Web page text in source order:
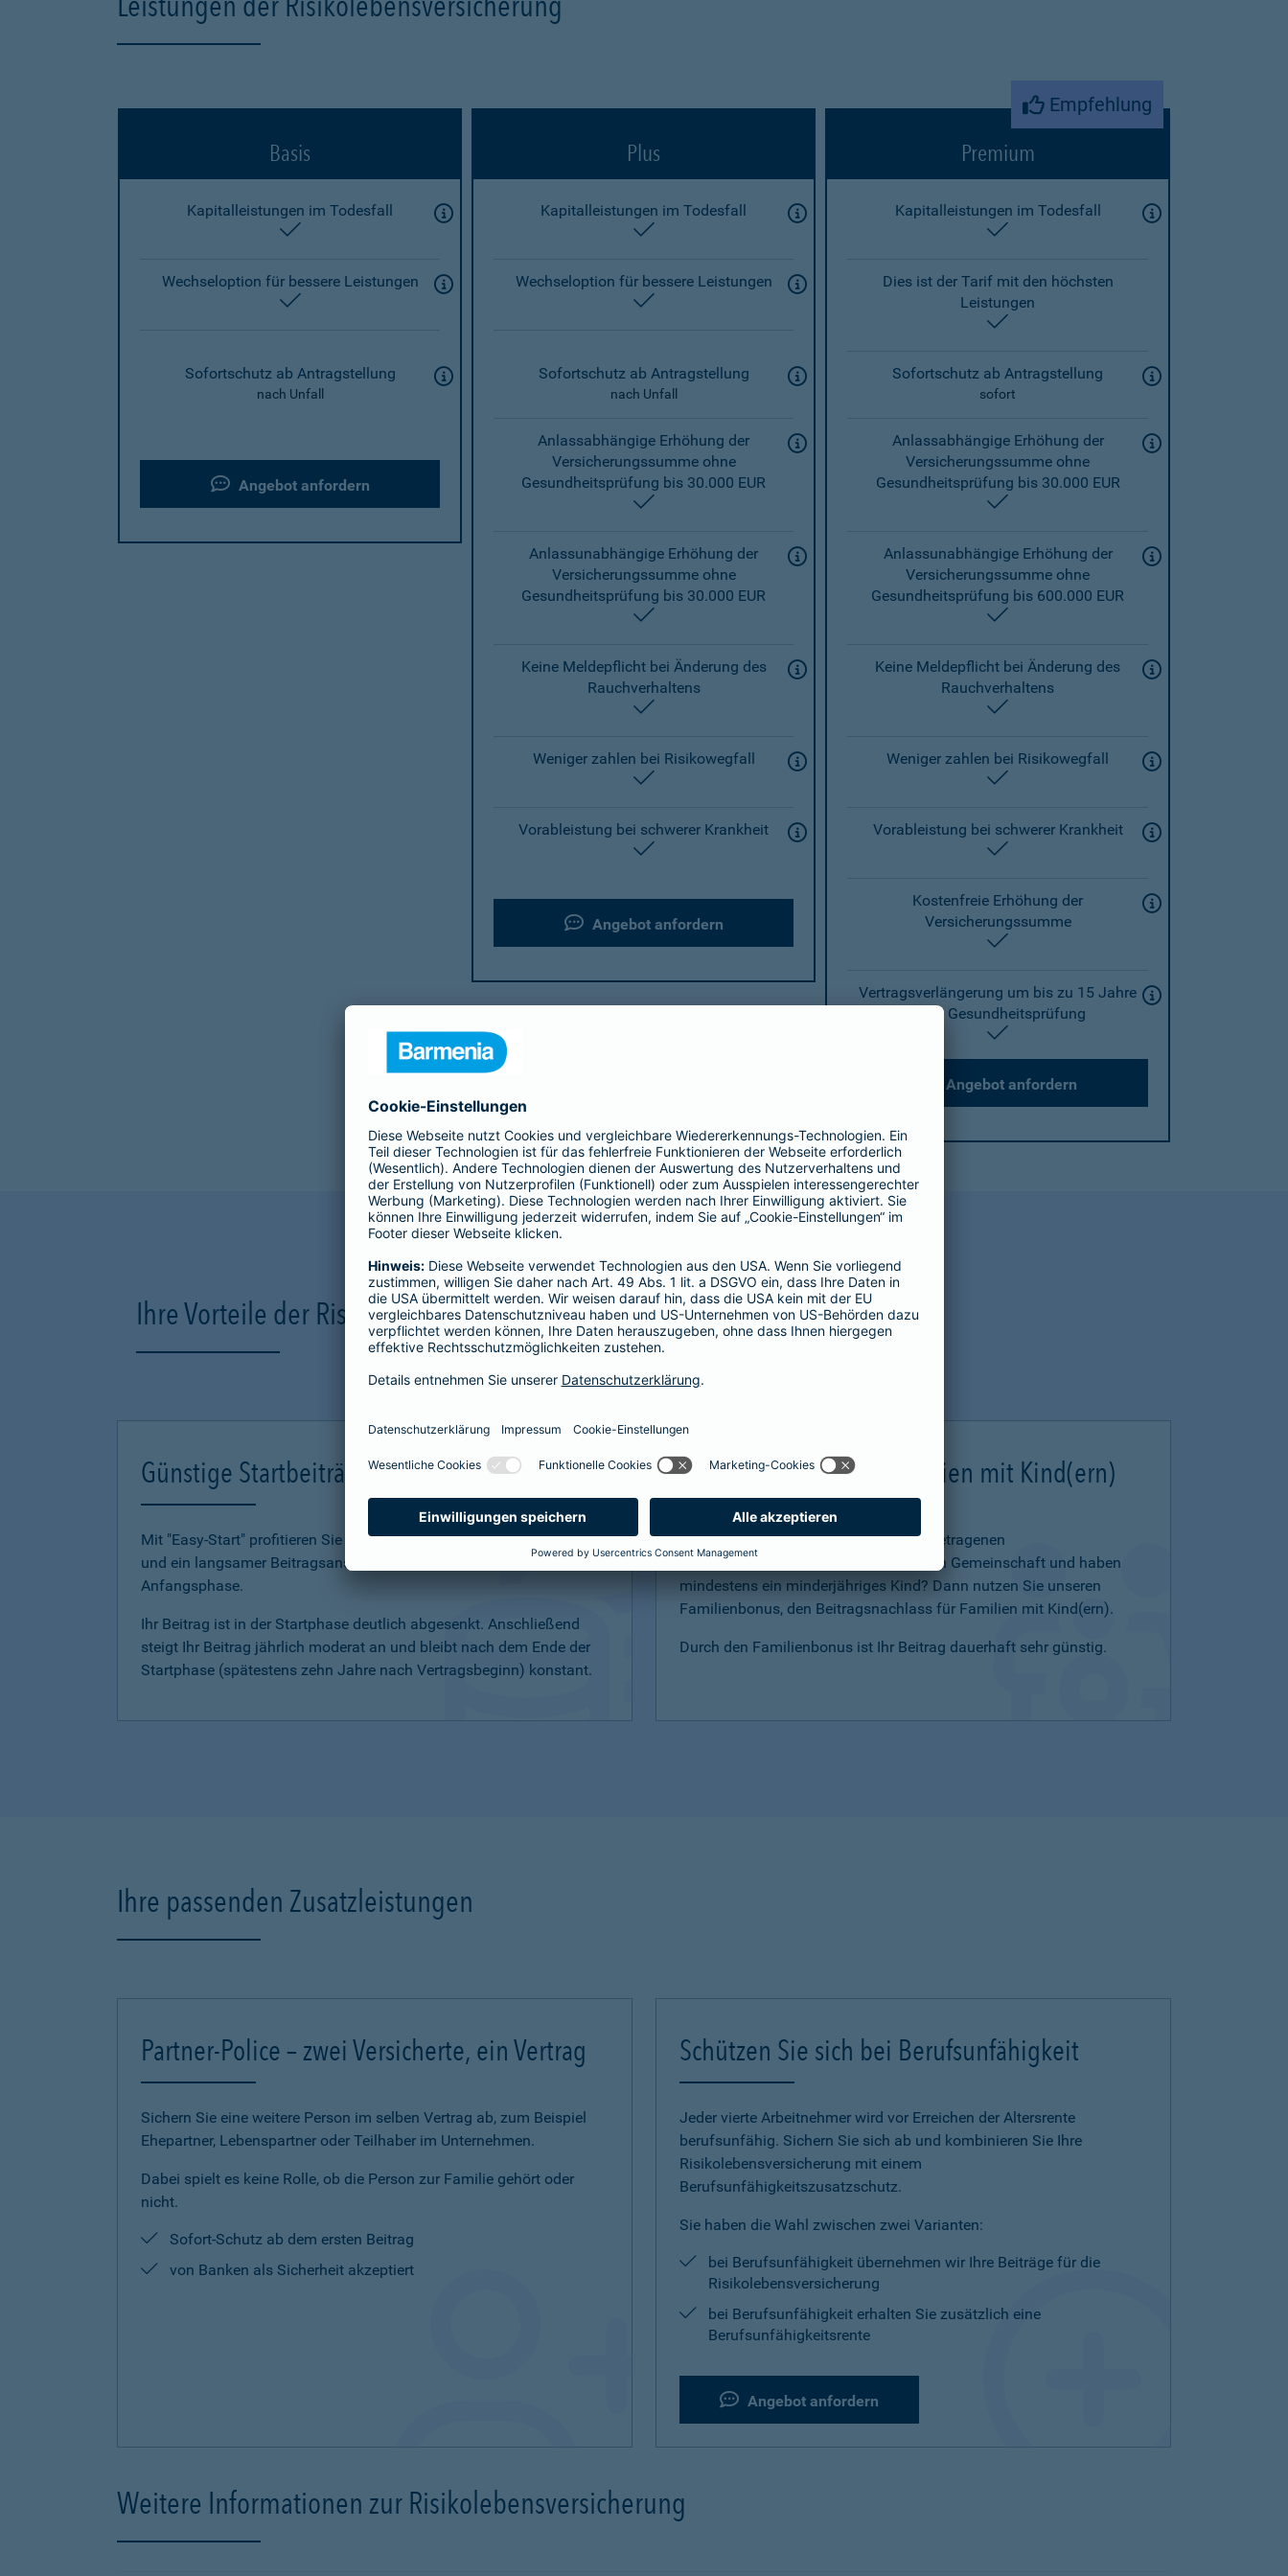
Basis Plus Premium
Empfehlung
Kapitalleistungen im Todesfall
enthalten
Kapitalleistungen im Todesfall
enthalten
Kapitalleistungen im Todesfall
Wechseloption für bessere Leistungen
enthalten
Wechseloption für bessere Leistungen
enthalten
Dies ist der Tarif mit den höchsten
Leistungen
Sofortschutz ab Antragstellung
nach Unfall
Sofortschutz ab Antragstellung
nach Unfall
Sofortschutz ab Antragstellung
sofort
Angebot anfordern
Anlassabhängige Erhöhung der
Versicherungssumme ohne
Gesundheitsprüfung bis 30.000 EUR
enthalten
Anlassabhängige Erhöhung der
Versicherungssumme ohne
Gesundheitsprüfung bis 30.000 EUR
Anlassunabhängige Erhöhung der
Versicherungssumme ohne
Gesundheitsprüfung bis 30.000 EUR
enthalten
Anlassunabhängige Erhöhung der
Versicherungssumme ohne
Gesundheitsprüfung bis 600.000 EUR
Keine Meldepflicht bei Änderung des
Rauchverhaltens
enthalten
Keine Meldepflicht bei Änderung des
Rauchverhaltens
Weniger zahlen bei Risikowegfall
enthalten
Weniger zahlen bei Risikowegfall
Vorableistung bei schwerer Krankheit
enthalten
Vorableistung bei schwerer Krankheit
Angebot anfordern
Kostenfreie Erhöhung der
Versicherungssumme
Vertragsverlängerung um bis zu 15 Jahre
ohne Gesundheitsprüfung
Angebot anfordern
Ihre Vorteile der Risikolebensversicherung
Günstige Startbeiträge mit "Easy-Start"
Mit "Easy-Start" profitieren Sie gleich doppelt: günstige Startbeiträge
und ein lang­samer Beitragsanstieg unterstützen Sie in der
Anfangsphase.
Ihr Beitrag ist in der Startphase deutlich abgesenkt. Anschließend
steigt Ihr Beitrag jährlich moderat an und bleibt nach dem Ende der
Startphase (spätestens zehn Jahre nach Vertragsbeginn) konstant.
Familienbonus – für Familien mit Kind(ern)
Sind Sie verheiratet, leben in einer eingetragenen
Lebenspartnerschaft oder eheähnlichen Gemeinschaft und haben
mindestens ein minderjähriges Kind? Dann nutzen Sie unseren
Familienbonus, den Beitragsnachlass für Familien mit Kind(ern).
Durch den Familienbonus ist Ihr Beitrag dauerhaft sehr günstig.
Ihre passenden Zusatzleistungen
Partner-Police – zwei Versicherte, ein Vertrag
Sichern Sie eine weitere Person im selben Vertrag ab, zum Beispiel
Ehepartner, Lebenspartner oder Teilhaber im Unternehmen.
Dabei spielt es keine Rolle, ob die Person zur Familie gehört oder
nicht.
Sofort-Schutz ab dem ersten Beitrag
von Banken als Sicherheit akzeptiert
Schützen Sie sich bei Berufsunfähigkeit
Jeder vierte Arbeitnehmer wird vor Erreichen der Altersrente
berufsunfähig. Sichern Sie sich ab und kombinieren Sie Ihre
Risikolebensversicherung mit einem
Berufsunfähigkeitszusatzschutz.
Sie haben die Wahl zwischen zwei Varianten:
bei Berufsunfähigkeit übernehmen wir Ihre Beiträge für die
Risikolebensversicherung
bei Berufsunfähigkeit erhalten Sie zusätzlich eine
Berufsunfähigkeitsrente
Angebot anfordern
Weitere Informationen zur Risikolebensversicherung